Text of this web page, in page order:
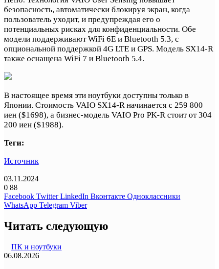
безопасность, автоматически блокируя экран, когда
пользователь уходит, и предупреждая его о
потенциальных рисках для конфиденциальности. Обе
модели поддерживают WiFi 6E и Bluetooth 5.3, с
опциональной поддержкой 4G LTE и GPS. Модель SX14-R
также оснащена WiFi 7 и Bluetooth 5.4.
В настоящее время эти ноутбуки доступны только в
Японии. Стоимость VAIO SX14-R начинается с 259 800
иен ($1698), а бизнес-модель VAIO Pro PK-R стоит от 304
200 иен ($1988).
Теги:
Источник
03.11.2024
0 88
Facebook Twitter LinkedIn Вконтакте Одноклассники
WhatsApp Telegram Viber
Читать следующую
ПК и ноутбуки
06.08.2026